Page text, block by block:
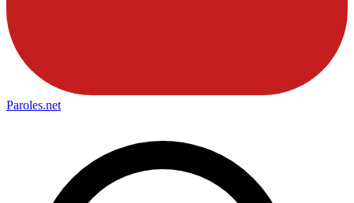
Paroles.net